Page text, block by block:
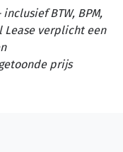
BTW, BPM,
Lease verplicht een
prijs